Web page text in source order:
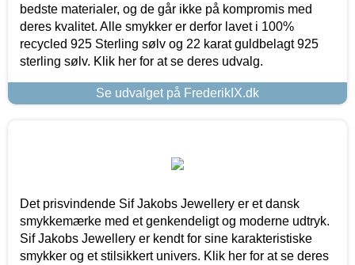
bedste materialer, og de går ikke på kompromis med
deres kvalitet. Alle smykker er derfor lavet i 100%
recycled 925 Sterling sølv og 22 karat guldbelagt 925
sterling sølv. Klik her for at se deres udvalg.
Se udvalget på FrederikIX.dk
Det prisvindende Sif Jakobs Jewellery er et dansk
smykkemærke med et genkendeligt og moderne udtryk.
Sif Jakobs Jewellery er kendt for sine karakteristiske
smykker og et stilsikkert univers. Klik her for at se deres